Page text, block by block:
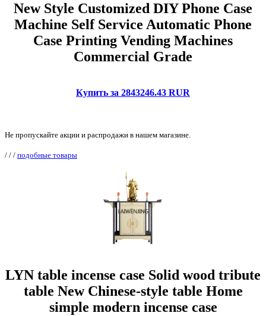
New Style Customized DIY Phone Case
Machine Self Service Automatic Phone
Case Printing Vending Machines
Commercial Grade
Купить за 2843246.43 RUR
Не пропускайте акции и распродажи в нашем магазине.
/ / / подобные товары
LYN table incense case Solid wood tribute
table New Chinese-style table Home
simple modern incense case